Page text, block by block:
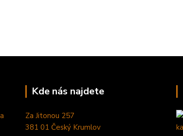
Kde nás najdete
Za Jitonou 257
381 01 Český Krumlov